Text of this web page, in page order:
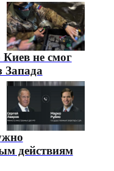
не смог
Запада
действиям